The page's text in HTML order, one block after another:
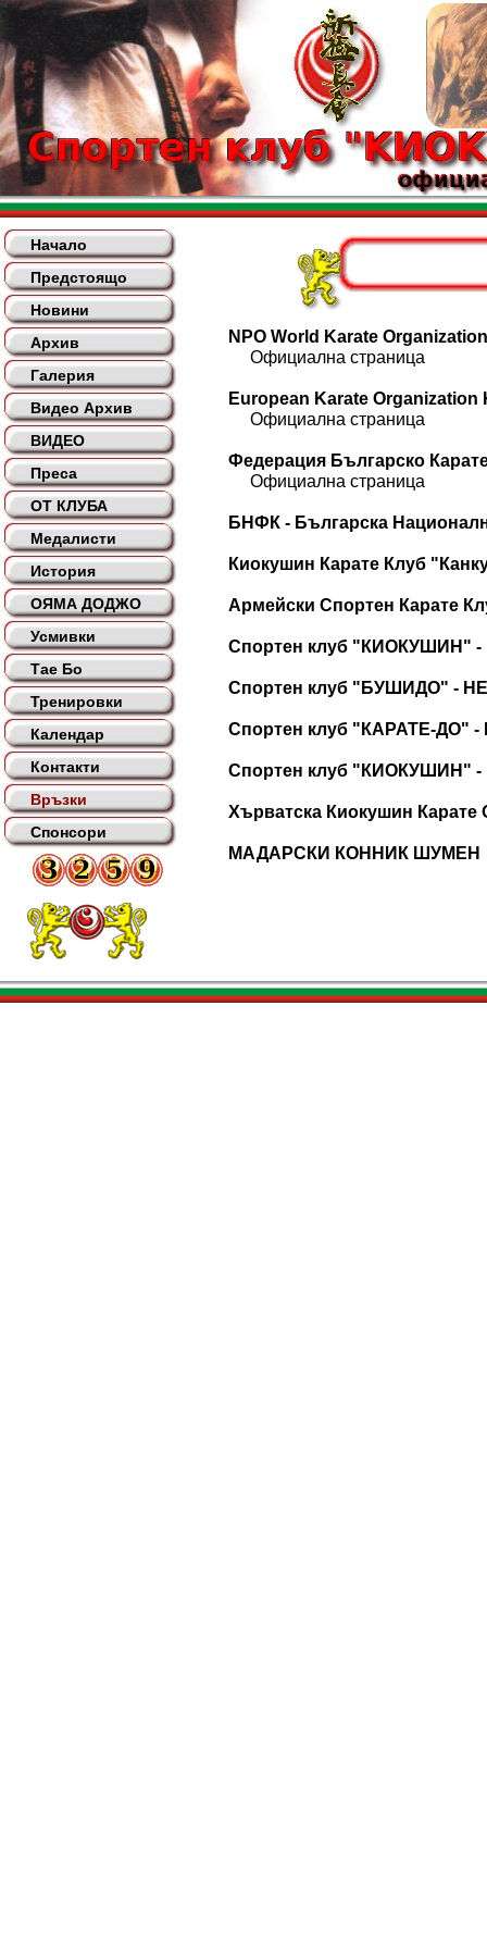
Начало
Предстоящо
Новини
Архив
Галерия
Видео Архив
ВИДЕО
Преса
ОТ КЛУБА
Медалисти
История
ОЯМА ДОДЖО
Усмивки
Тае Бо
Тренировки
Календар
Контакти
Връзки
Спонсори
NPO World Karate
Официална страница
European Karate
Официална страница
Федерация Българско
Официална страница
БНФК - Българска
Киокушин Карате Клуб
Армейски Спортен Карате
Спортен клуб "КИОКУШИН"
Спортен клуб "БУШИДО" -
Спортен клуб "КАРАТЕ-ДО"
Спортен клуб "КИОКУШИН" -
Хърватска Киокушин Карате
МАДАРСКИ КОННИК ШУМЕН